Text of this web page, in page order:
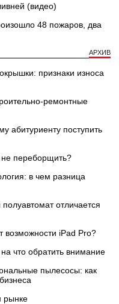
(видео)
48 пожаров, два
АРХИВ
признаки износа
ремонтные
абитуриенту поступить
не переборщить?
в чем разница
отличается
возможности iPad Pro?
что обратить внимание
пылесосы: как
рынке